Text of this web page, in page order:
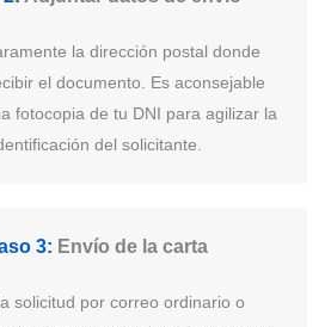
la dirección postal donde
el documento. Es aconsejable
fotocopia de tu DNI para agilizar la
del solicitante.
3: Envío de la carta
solicitud por correo ordinario o